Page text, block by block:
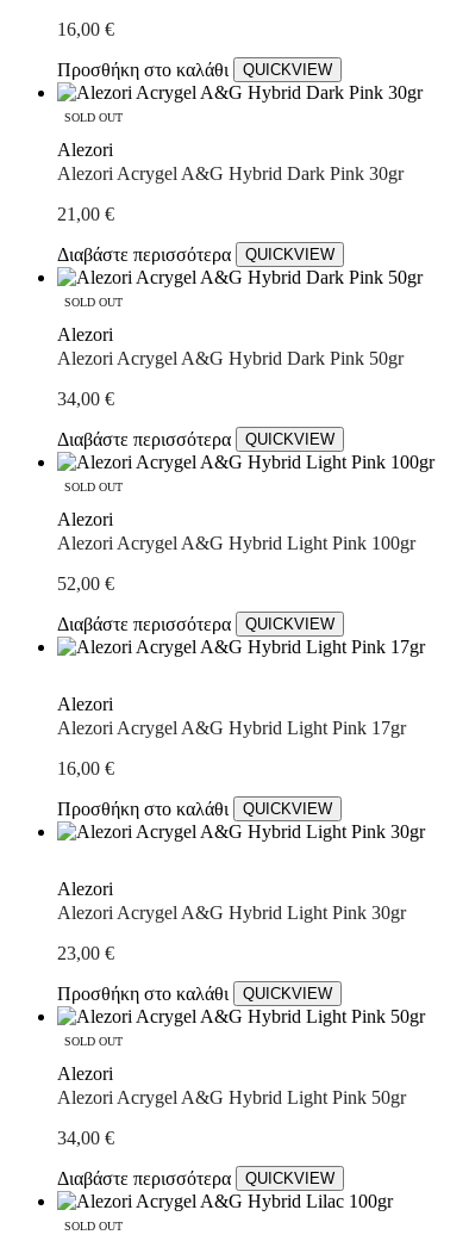
16,00 €
Προσθήκη στο καλάθι
QUICKVIEW
SOLD OUT
Alezori
Alezori Acrygel A&G Hybrid Dark Pink 30gr
21,00 €
Διαβάστε περισσότερα
QUICKVIEW
SOLD OUT
Alezori
Alezori Acrygel A&G Hybrid Dark Pink 50gr
34,00 €
Διαβάστε περισσότερα
QUICKVIEW
SOLD OUT
Alezori
Alezori Acrygel A&G Hybrid Light Pink 100gr
52,00 €
Διαβάστε περισσότερα
QUICKVIEW
Alezori
Alezori Acrygel A&G Hybrid Light Pink 17gr
16,00 €
Προσθήκη στο καλάθι
QUICKVIEW
Alezori
Alezori Acrygel A&G Hybrid Light Pink 30gr
23,00 €
Προσθήκη στο καλάθι
QUICKVIEW
SOLD OUT
Alezori
Alezori Acrygel A&G Hybrid Light Pink 50gr
34,00 €
Διαβάστε περισσότερα
QUICKVIEW
SOLD OUT